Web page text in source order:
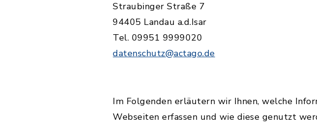
Straubinger Straße 7
94405 Landau a.d.Isar
Tel. 09951 9999020
datenschutz@actago.de
Im Folgenden erläutern wir Ihnen, welche
Webseiten erfassen und wie diese genutzt